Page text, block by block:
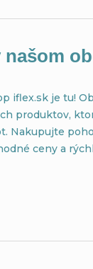
našom
iflex.sk je tu!
produktov,
Nakupujte
ceny a